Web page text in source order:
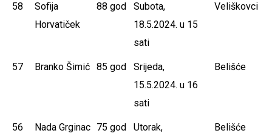
58
Sofija
Horvatiček
88 god
Subota,
18.5.2024. u 15
sati
Veliškovci
57 Branko Šimić 85 god
Srijeda,
15.5.2024. u 16
sati
Belišće
56 Nada Grginac 75 god
Utorak,
Belišće